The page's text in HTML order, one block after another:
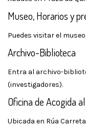
Museo, Horarios y
Puedes visitar el
Archivo-Biblioteca
Entra al archivo-
(investigadores).
Oficina de Acogida
Ubicada en Rúa